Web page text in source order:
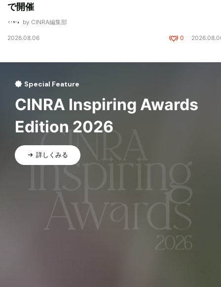
で開催
by CINRA編集部
2026.08.06 0
Special Feature
CINRA Inspiring Awards
Edition 2026
詳しくみる